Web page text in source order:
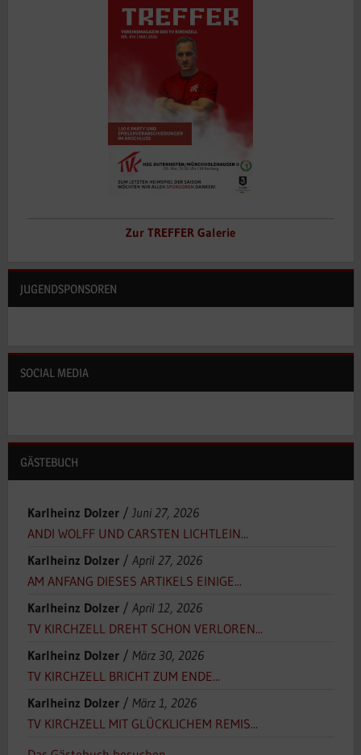
Zur TREFFER Galerie
JUGENDSPONSOREN
SOCIAL MEDIA
GÄSTEBUCH
Karlheinz Dolzer/ Juni 27, 2026
ANDI WOLFF UND CARSTEN LICHTLEIN...
Karlheinz Dolzer/ April 27, 2026
AM ANFANG DIESES ARTIKELS EINIGE...
Karlheinz Dolzer/ April 12, 2026
TV KIRCHZELL DREHT SCHON VERLOREN...
Karlheinz Dolzer/ März 30, 2026
TV KIRCHZELL BRICHT ZUM ENDE...
Karlheinz Dolzer/ März 1, 2026
TV KIRCHZELL MIT GLÜCKLICHEM REMIS...